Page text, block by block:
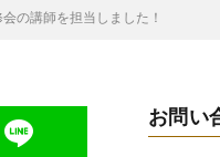
の講師を担当しました！
お問い